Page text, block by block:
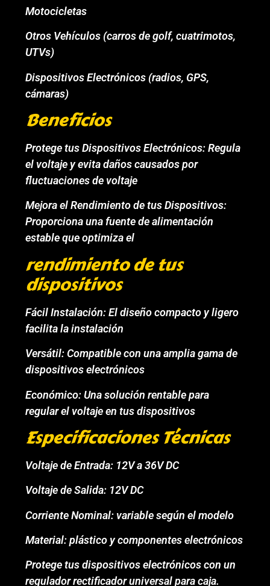
Motocicletas
Otros Vehículos (carros de golf, cuatrimotos,
UTVs)
Dispositivos Electrónicos (radios, GPS,
cámaras)
Beneficios
Protege tus Dispositivos Electrónicos: Regula
el voltaje y evita daños causados por
fluctuaciones de voltaje
Mejora el Rendimiento de tus Dispositivos:
Proporciona una fuente de alimentación
estable que optimiza el
rendimiento de tus
dispositivos
Fácil Instalación: El diseño compacto y ligero
facilita la instalación
Versátil: Compatible con una amplia gama de
dispositivos electrónicos
Económico: Una solución rentable para
regular el voltaje en tus dispositivos
Especificaciones Técnicas
Voltaje de Entrada: 12V a 36V DC
Voltaje de Salida: 12V DC
Corriente Nominal: variable según el modelo
Material: plástico y componentes electrónicos
Protege tus dispositivos electrónicos con un
regulador rectificador universal para caja.